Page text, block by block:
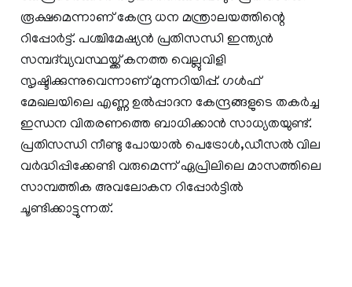
രൂക്ഷമെന്നാണ് കേന്ദ്ര ധന മന്ത്രാലയത്തിന്റെ
റിപ്പോർട്ട്‌. പശ്ചിമേഷ്യൻ പ്രതിസന്ധി ഇന്ത്യൻ
സമ്പദ്‌വ്യവസ്ഥയ്ക്ക് കനത്ത വെല്ലുവിളി
സൃഷ്ടിക്കുന്നുവെന്നാണ് മുന്നറിയിപ്പ്. ഗൾഫ്
മേഖലയിലെ എണ്ണ ഉൽപ്പാദന കേന്ദ്രങ്ങളുടെ തകർച്ച
ഇന്ധന വിതരണത്തെ ബാധിക്കാൻ സാധ്യതയുണ്ട്.
പ്രതിസന്ധി നീണ്ടു പോയാൽ പെട്രോൾ,ഡീസൽ വില
വർദ്ധിപ്പിക്കേണ്ടി വരുമെന്ന് ഏപ്രിലിലെ മാസത്തിലെ
സാമ്പത്തിക അവലോകന റിപ്പോർട്ടിൽ
ചൂണ്ടിക്കാട്ടുന്നത്.